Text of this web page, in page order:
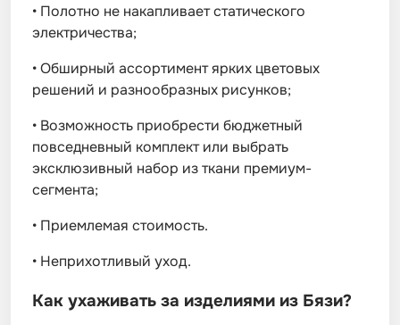
• Полотно не накапливает статического
электричества;
•Обширный ассортимент ярких цветовых
решений и разнообразных рисунков;
• Возможность приобрести бюджетный
повседневный комплект или выбрать
эксклюзивный набор из ткани премиум-
сегмента;
• Приемлемая стоимость.
• Неприхотливый уход.
Как ухаживать за изделиями из Бязи?